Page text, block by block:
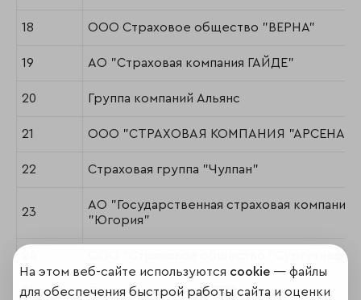
18 ООО Страховое общество "ВЕРНА"
19 АО "Страховая компания ГАЙДЕ"
20 Группа компаний Альянс
21 ООО "СТРАХОВАЯ КОМПАНИЯ
22 Страховая группа "Чулпан"
23
АО "Государственная страховая компания
"Югория"
ООО "Страховое общество
25 Страховая группа ЭРГО
На этом веб-сайте используются cookie — файлы
для обеспечения быстрой работы сайта и оценки